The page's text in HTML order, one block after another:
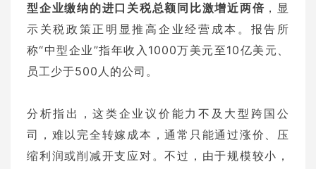
型企业缴纳的进口关税总额同比激增近两倍 ，显
示关税政策正明显推高企业经营成本。报告所
称“中型企业”指年收入1000万美元至10亿美元、
员工少于500人的公司。
分析指出，这类企业议价能力不及大型跨国公
司，难以完全转嫁成本，通常只能通过涨价、压
缩利润或削减开支应对。不过，由于规模较小，
n